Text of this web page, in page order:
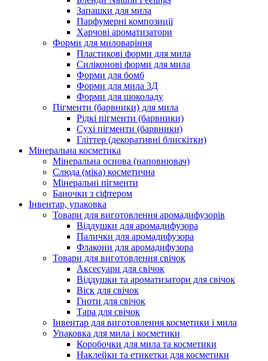
Запашки для мила
Парфумерні композиції
Харчові ароматизатори
Форми для миловаріння
Пластикові форми для мила
Силіконові форми для мила
Форми для бомб
Форми для мила 3Д
Форми для шоколаду
Пігменти (барвники) для мила
Рідкі пігменти (барвники)
Сухі пігменти (барвники)
Гліттер (декоративні блискітки)
Мінеральна косметика
Мінеральна основа (наповнювач)
Слюда (міка) косметична
Мінеральні пігменти
Баночки з сіфтером
Інвентар, упаковка
Товари для виготовлення аромадифузорів
Віддушки для аромадифузора
Палички для аромадифузора
Флакони для аромадифузора
Товари для виготовлення свічок
Аксесуари для свічок
Віддушки та ароматизатори для свічок
Віск для свічок
Гноти для свічок
Тара для свічок
Інвентар для виготовлення косметики і мила
Упаковка для мила і косметики
Коробочки для мила та косметики
Наклейки та етикетки для косметики